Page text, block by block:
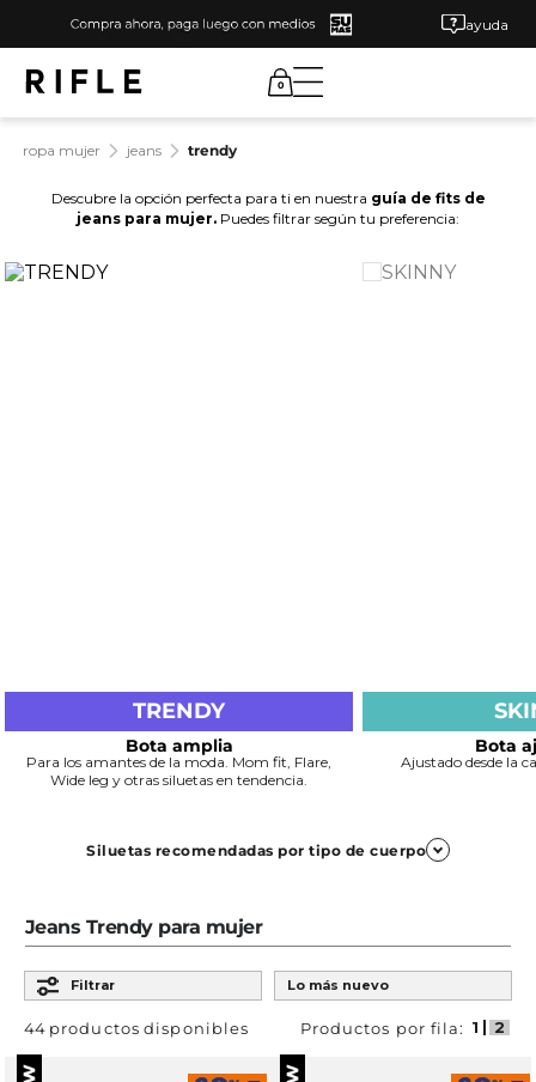
ayuda
0
ropa mujer jeans trendy
Descubre la opción perfecta para ti en nuestra guía de fits de
jeans para mujer. Puedes filtrar según tu preferencia:
TRENDY
Bota amplia
Para los amantes de la moda. Mom fit, Flare,
Wide leg y otras siluetas en tendencia.
Bota
Ajustado desde la
Siluetas recomendadas por tipo de cuerpo
Jegging, Skinny, Magic Up y Magic Up + flare
Resaltan la forma natural del cuerpo. Los de tiro alto
Jeans Trendy para mujer
Filtrar
Lo más nuevo
44 productos